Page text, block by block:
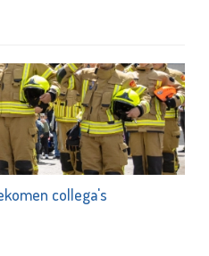
collega's